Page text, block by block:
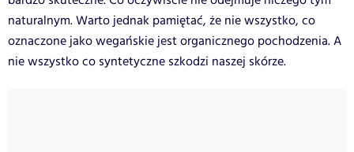
naturalnym. Warto jednak pamiętać, że nie wszystko, co
oznaczone jako wegańskie jest organicznego pochodzenia. A
nie wszystko co syntetyczne szkodzi naszej skórze.